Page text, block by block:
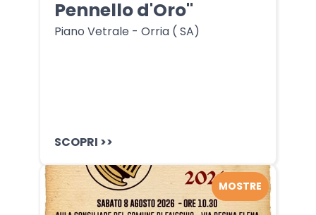
Pennello d'Oro"
Piano Vetrale - Orria ( SA)
SCOPRI >>
MOSTRE